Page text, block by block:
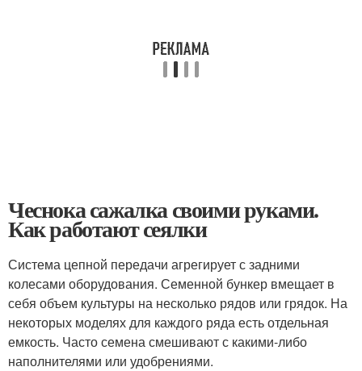
Чеснока сажалка своими руками.
Как работают сеялки
Система цепной передачи агрегирует с задними
колесами оборудования. Семенной бункер вмещает в
себя объем культуры на несколько рядов или грядок. На
некоторых моделях для каждого ряда есть отдельная
емкость. Часто семена смешивают с какими-либо
наполнителями или удобрениями.